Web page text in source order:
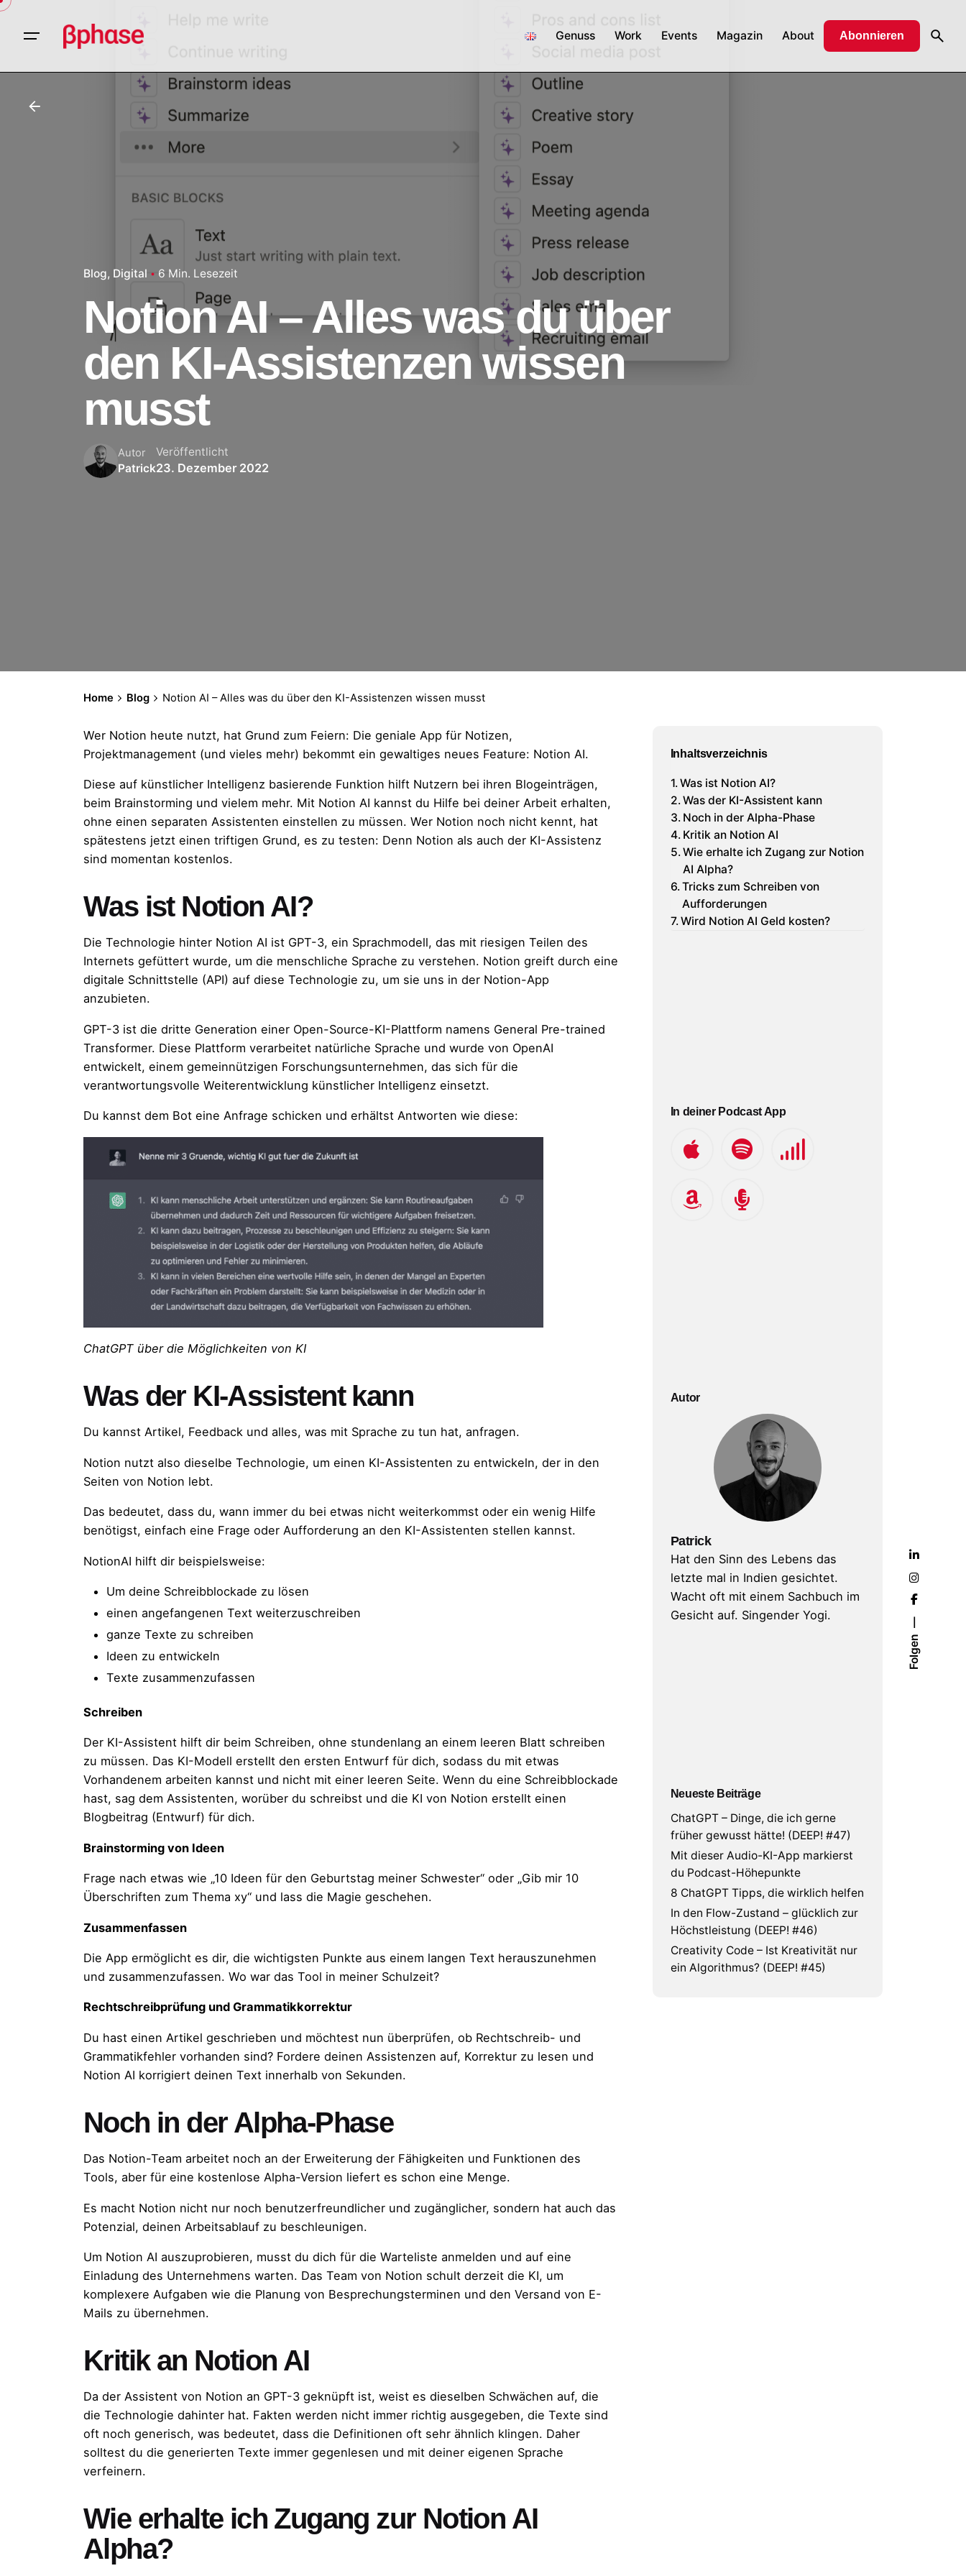
Folgen
Skip
Genuss Work Events Magazin About Abonnieren
Blog Digital 6 Min. Lesezeit
Notion AI – Alles was du über
den KI-Assistenzen wissen
musst
Autor
Patrick
Veröffentlicht
23. Dezember 2022
Home Blog Notion AI – Alles was du über den KI-Assistenzen wissen musst
Wer Notion heute nutzt, hat Grund zum Feiern: Die geniale App für Notizen,
Projektmanagement (und vieles mehr) bekommt ein gewaltiges neues Feature: Notion AI.
Diese auf künstlicher Intelligenz basierende Funktion hilft Nutzern bei ihren Blogeinträgen,
beim Brainstorming und vielem mehr. Mit Notion AI kannst du Hilfe bei deiner Arbeit erhalten,
ohne einen separaten Assistenten einstellen zu müssen. Wer Notion noch nicht kennt, hat
spätestens jetzt einen triftigen Grund, es zu testen: Denn Notion als auch der KI-Assistenz
sind momentan kostenlos.
Was ist Notion AI?
Die Technologie hinter Notion AI ist GPT-3, ein Sprachmodell, das mit riesigen Teilen des
Internets gefüttert wurde, um die menschliche Sprache zu verstehen. Notion greift durch eine
digitale Schnittstelle (API) auf diese Technologie zu, um sie uns in der Notion-App
anzubieten.
GPT-3 ist die dritte Generation einer Open-Source-KI-Plattform namens General Pre-trained
Transformer. Diese Plattform verarbeitet natürliche Sprache und wurde von OpenAI
entwickelt, einem gemeinnützigen Forschungsunternehmen, das sich für die
verantwortungsvolle Weiterentwicklung künstlicher Intelligenz einsetzt.
Du kannst dem Bot eine Anfrage schicken und erhältst Antworten wie diese:
ChatGPT über die Möglichkeiten von KI
Was der KI-Assistent kann
Du kannst Artikel, Feedback und alles, was mit Sprache zu tun hat, anfragen.
Notion nutzt also dieselbe Technologie, um einen KI-Assistenten zu entwickeln, der in den
Seiten von Notion lebt.
Das bedeutet, dass du, wann immer du bei etwas nicht weiterkommst oder ein wenig Hilfe
benötigst, einfach eine Frage oder Aufforderung an den KI-Assistenten stellen kannst.
NotionAI hilft dir beispielsweise:
Um deine Schreibblockade zu lösen
einen angefangenen Text weiterzuschreiben
ganze Texte zu schreiben
Ideen zu entwickeln
Texte zusammenzufassen
Schreiben
Der KI-Assistent hilft dir beim Schreiben, ohne stundenlang an einem leeren Blatt schreiben
zu müssen. Das KI-Modell erstellt den ersten Entwurf für dich, sodass du mit etwas
Vorhandenem arbeiten kannst und nicht mit einer leeren Seite. Wenn du eine Schreibblockade
hast, sag dem Assistenten, worüber du schreibst und die KI von Notion erstellt einen
Blogbeitrag (Entwurf) für dich.
Brainstorming von Ideen
Frage nach etwas wie „10 Ideen für den Geburtstag meiner Schwester“ oder „Gib mir 10
Überschriften zum Thema xy“ und lass die Magie geschehen.
Zusammenfassen
Die App ermöglicht es dir, die wichtigsten Punkte aus einem langen Text herauszunehmen
und zusammenzufassen. Wo war das Tool in meiner Schulzeit?
Rechtschreibprüfung und Grammatikkorrektur
Du hast einen Artikel geschrieben und möchtest nun überprüfen, ob Rechtschreib- und
Grammatikfehler vorhanden sind? Fordere deinen Assistenzen auf, Korrektur zu lesen und
Notion AI korrigiert deinen Text innerhalb von Sekunden.
Noch in der Alpha-Phase
Das Notion-Team arbeitet noch an der Erweiterung der Fähigkeiten und Funktionen des
Tools, aber für eine kostenlose Alpha-Version liefert es schon eine Menge.
Es macht Notion nicht nur noch benutzerfreundlicher und zugänglicher, sondern hat auch das
Potenzial, deinen Arbeitsablauf zu beschleunigen.
Um Notion AI auszuprobieren, musst du dich für die Warteliste anmelden und auf eine
Einladung des Unternehmens warten. Das Team von Notion schult derzeit die KI, um
komplexere Aufgaben wie die Planung von Besprechungsterminen und den Versand von E-
Mails zu übernehmen.
Kritik an Notion AI
Da der Assistent von Notion an GPT-3 geknüpft ist, weist es dieselben Schwächen auf, die
die Technologie dahinter hat. Fakten werden nicht immer richtig ausgegeben, die Texte sind
oft noch generisch, was bedeutet, dass die Definitionen oft sehr ähnlich klingen. Daher
solltest du die generierten Texte immer gegenlesen und mit deiner eigenen Sprache
verfeinern.
Wie erhalte ich Zugang zur Notion AI
Alpha?
Inhaltsverzeichnis
Was ist Notion AI?
Was der KI-Assistent kann
Noch in der Alpha-Phase
Kritik an Notion AI
Wie erhalte ich Zugang zur Notion
AI Alpha?
Tricks zum Schreiben von
Aufforderungen
Wird Notion AI Geld kosten?
In deiner Podcast App
Autor
Patrick
Hat den Sinn des Lebens das
letzte mal in Indien gesichtet.
Wacht oft mit einem Sachbuch im
Gesicht auf. Singender Yogi.
Neueste Beiträge
ChatGPT – Dinge, die ich gerne
früher gewusst hätte! (DEEP! #47)
Mit dieser Audio-KI-App markierst
du Podcast-Höhepunkte
8 ChatGPT Tipps, die wirklich helfen
In den Flow-Zustand – glücklich zur
Höchstleistung (DEEP! #46)
Creativity Code – Ist Kreativität nur
ein Algorithmus? (DEEP! #45)